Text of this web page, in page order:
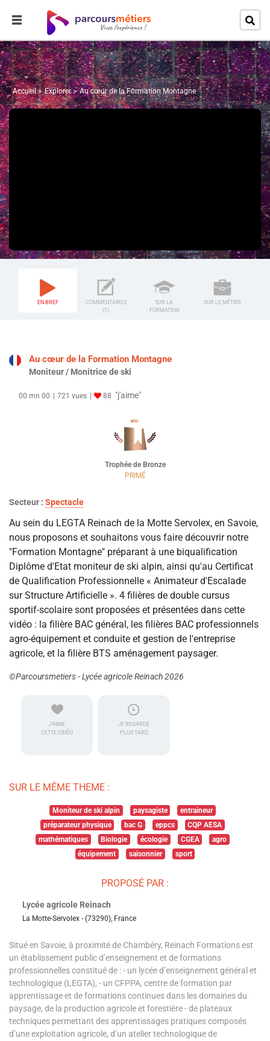
Accueil Explorer Au cœur de la Formation Montagne
EN BREF
COMMENTAIRES
(1)
SUR LA
FORMATION
SUR LE MÉTIER
Au cœur de la Formation Montagne
Moniteur / Monitrice de ski
00 mn 00 721 vues 88 "j'aime"
Trophée de Bronze
PRIMÉ
Secteur : Spectacle
Au sein du LEGTA Reinach de la Motte Servolex, en Savoie,
nous proposons et souhaitons vous faire découvrir notre
"Formation Montagne" préparant à une biqualification
Diplôme d'Etat moniteur de ski alpin, ainsi qu'au Certificat
de Qualification Professionnelle « Animateur d'Escalade
sur Structure Artificielle ». 4 filières de double cursus
sportif-scolaire sont proposées et présentées dans cette
vidéo : la filière BAC général, les filières BAC professionnels
agro-équipement et conduite et gestion de l'entreprise
agricole, et la filière BTS aménagement paysager.
©Parcoursmetiers - Lycée agricole Reinach 2026
J'AIME
CETTE VIDÉO
JE REGARDE
PLUS TARD
SUR LE MÊME THEME :
Moniteur de ski alpin paysagiste
entraineur
préparateur physique
bac G eppcs
CQP AESA
mathématiques
Biologie écologie CGEA
agro
équipement
saisonnier sport
PROPOSÉ PAR :
Lycée agricole Reinach
La Motte-Servolex - (73290), France
Situé en Savoie, à proximité de Chambéry, Reinach Formations est
un établissement public d’enseignement et de formations
professionnelles constitué de : - un lycée d’enseignement général et
technologique (LEGTA), - un CFPPA, centre de formation par
apprentissage et de formations continues dans les domaines du
paysage, de la production agricole et forestière - de plateaux
techniques permettant des apprentissages pratiques composés
d’une exploitation agricole, d’un atelier technologique de